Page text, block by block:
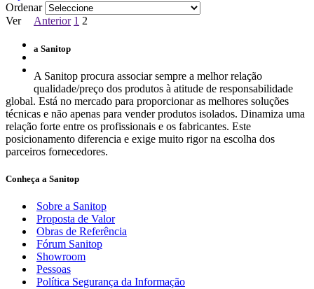
Ordenar
Ver
Anterior 1 2
a Sanitop
A Sanitop procura associar sempre a melhor relação
qualidade/preço dos produtos à atitude de responsabilidade
global. Está no mercado para proporcionar as melhores soluções
técnicas e não apenas para vender produtos isolados. Dinamiza uma
relação forte entre os profissionais e os fabricantes. Este
posicionamento diferencia e exige muito rigor na escolha dos
parceiros fornecedores.
Conheça a Sanitop
Sobre a Sanitop
Proposta de Valor
Obras de Referência
Fórum Sanitop
Showroom
Pessoas
Política Segurança da Informação